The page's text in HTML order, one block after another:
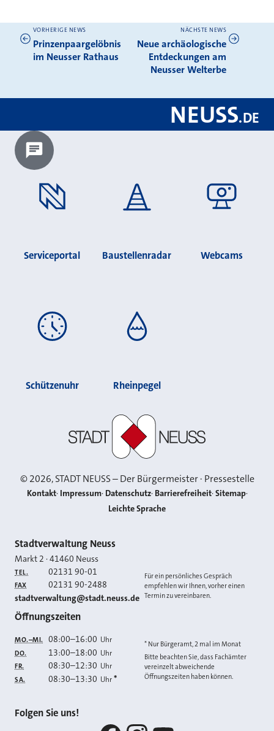
Weitere News
VORHERIGE NEWS
Prinzenpaargelöbnis
im Neusser Rathaus
NÄCHSTE NEWS
Neue archäologische
Entdeckungen am
Neusser Welterbe
NEUSS.DE
Chatbot laden?
Serviceportal Baustellenradar Webcams
Schützenuhr Rheinpegel
©2026, STADT NEUSS – Der Bürgermeister · Pressestelle
Kontakt Impressum Datenschutz Barrierefreiheit Sitemap
Leichte Sprache
Kontakt
Stadtverwaltung Neuss
Markt 2 ·41460 Neuss
TEL. 02131 90-01
FAX 02131 90-2488
E-MAIL
stadtverwaltung@stadt.neuss.de
Für ein persönliches Gespräch
empfehlen wir Ihnen, vorher einen
Termin zu vereinbaren.
Öffnungszeiten
MO.–MI. 08:00–16:00 Uhr
DO. 13:00–18:00 Uhr
FR. 08:30–12:30 Uhr
SA. 08:30–13:30 Uhr *
* Nur Bürgeramt, 2 mal im Monat
Bitte beachten Sie, dass Fachämter
vereinzelt abweichende
Öffnungszeiten haben können.
Folgen Sie uns!